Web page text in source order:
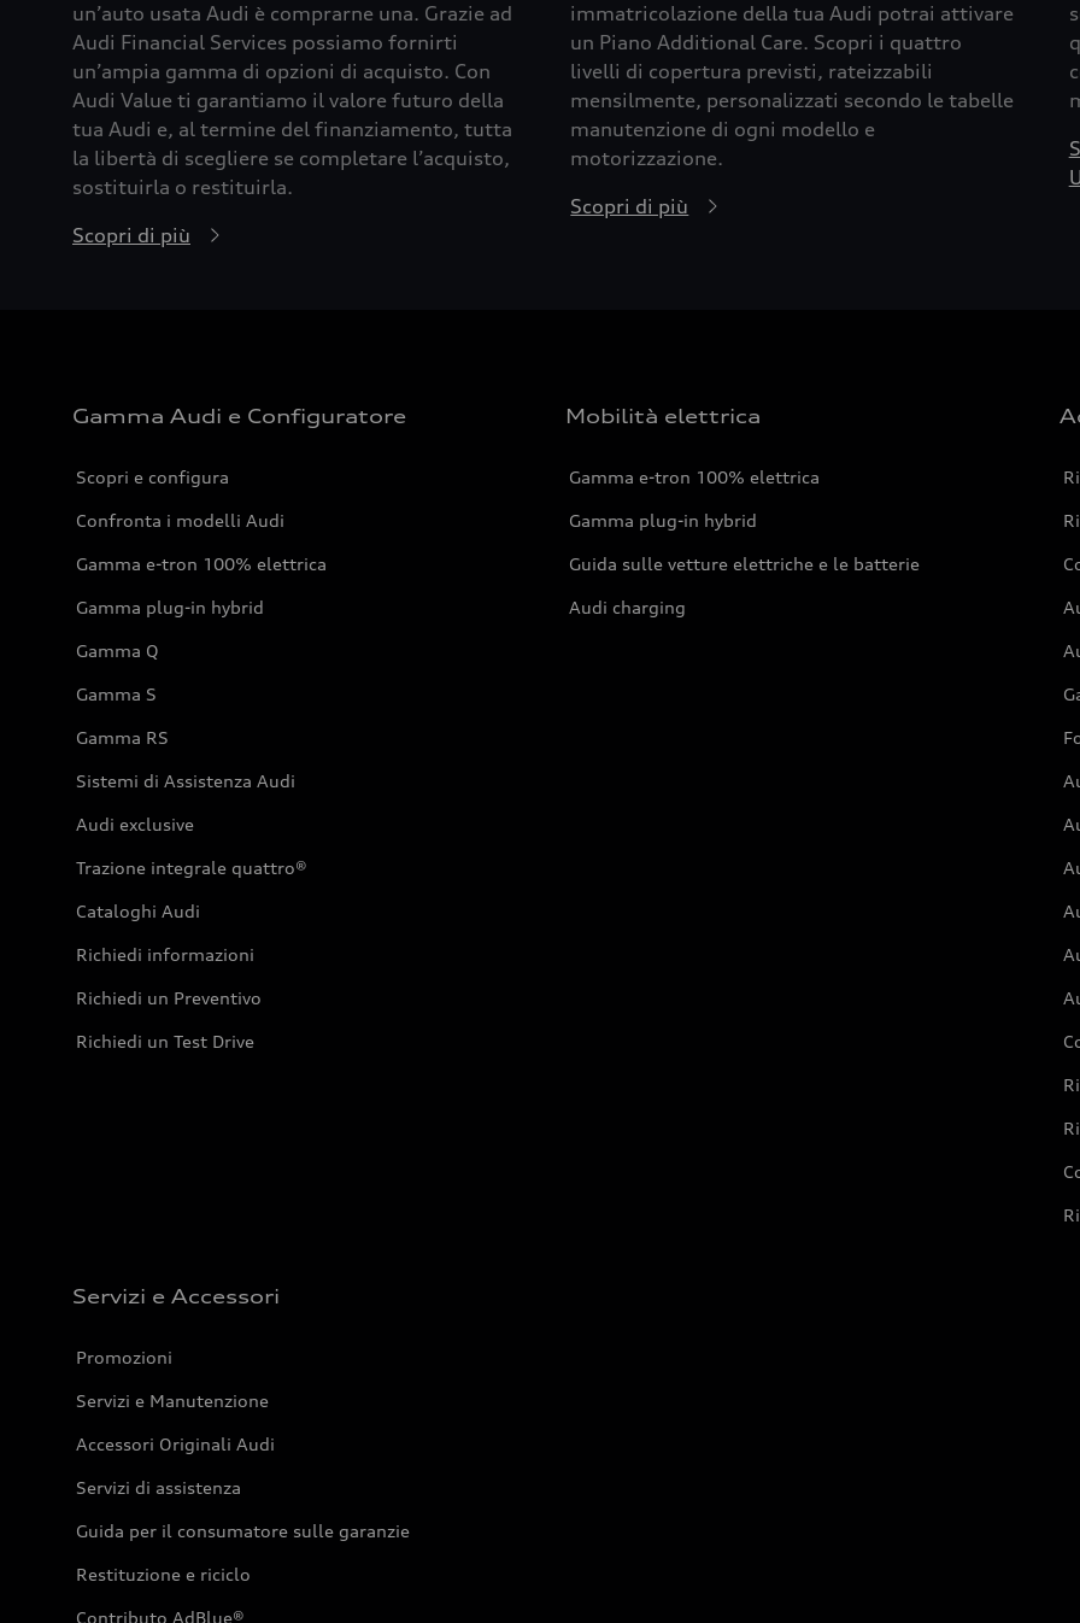
un’auto usata Audi è comprarne una. Grazie ad
Audi Financial Services possiamo fornirti
un’ampia gamma di opzioni di acquisto. Con
Audi Value ti garantiamo il valore futuro della
tua Audi e, al termine del finanziamento, tutta
la libertà di scegliere se completare l’acquisto,
sostituirla o restituirla.
Scopri di più
immatricolazione della tua Audi potrai attivare
un Piano Additional Care. Scopri i quattro
livelli di copertura previsti, rateizzabili
mensilmente, personalizzati secondo le tabelle
manutenzione di ogni modello e
motorizzazione.
Scopri di più
Gamma Audi e Configuratore
Scopri e configura
Confronta i modelli Audi
Gamma e-tron 100% elettrica
Gamma plug-in hybrid
Gamma Q
Gamma S
Gamma RS
Sistemi di Assistenza Audi
Audi exclusive
Trazione integrale quattro®
Cataloghi Audi
Richiedi informazioni
Richiedi un Preventivo
Richiedi un Test Drive
Mobilità elettrica
Gamma e-tron 100% elettrica
Gamma plug-in hybrid
Guida sulle vetture elettriche e le batterie
Audi charging
Servizi e Accessori
Promozioni
Servizi e Manutenzione
Accessori Originali Audi
Servizi di assistenza
Guida per il consumatore sulle garanzie
Restituzione e riciclo
Contributo AdBlue®